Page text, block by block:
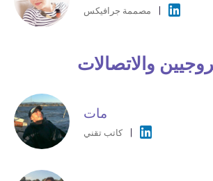
مصممة جرافيكس
والاتصالات
مات
كاتب تقني